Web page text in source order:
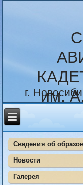
им.
г.
Сведения об
Новости
Галерея